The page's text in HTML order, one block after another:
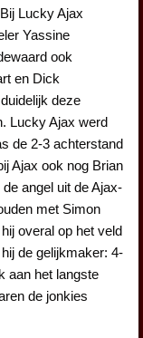
Lucky Ajax
Yassine
ook
en Dick
deze
Lucky Ajax werd
de 2-3 achterstand
Ajax ook nog Brian
angel uit de Ajax-
met Simon
overal op het veld
de gelijkmaker: 4-
aan het langste
de jonkies